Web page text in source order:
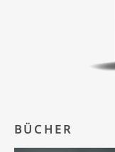
BÜCHER